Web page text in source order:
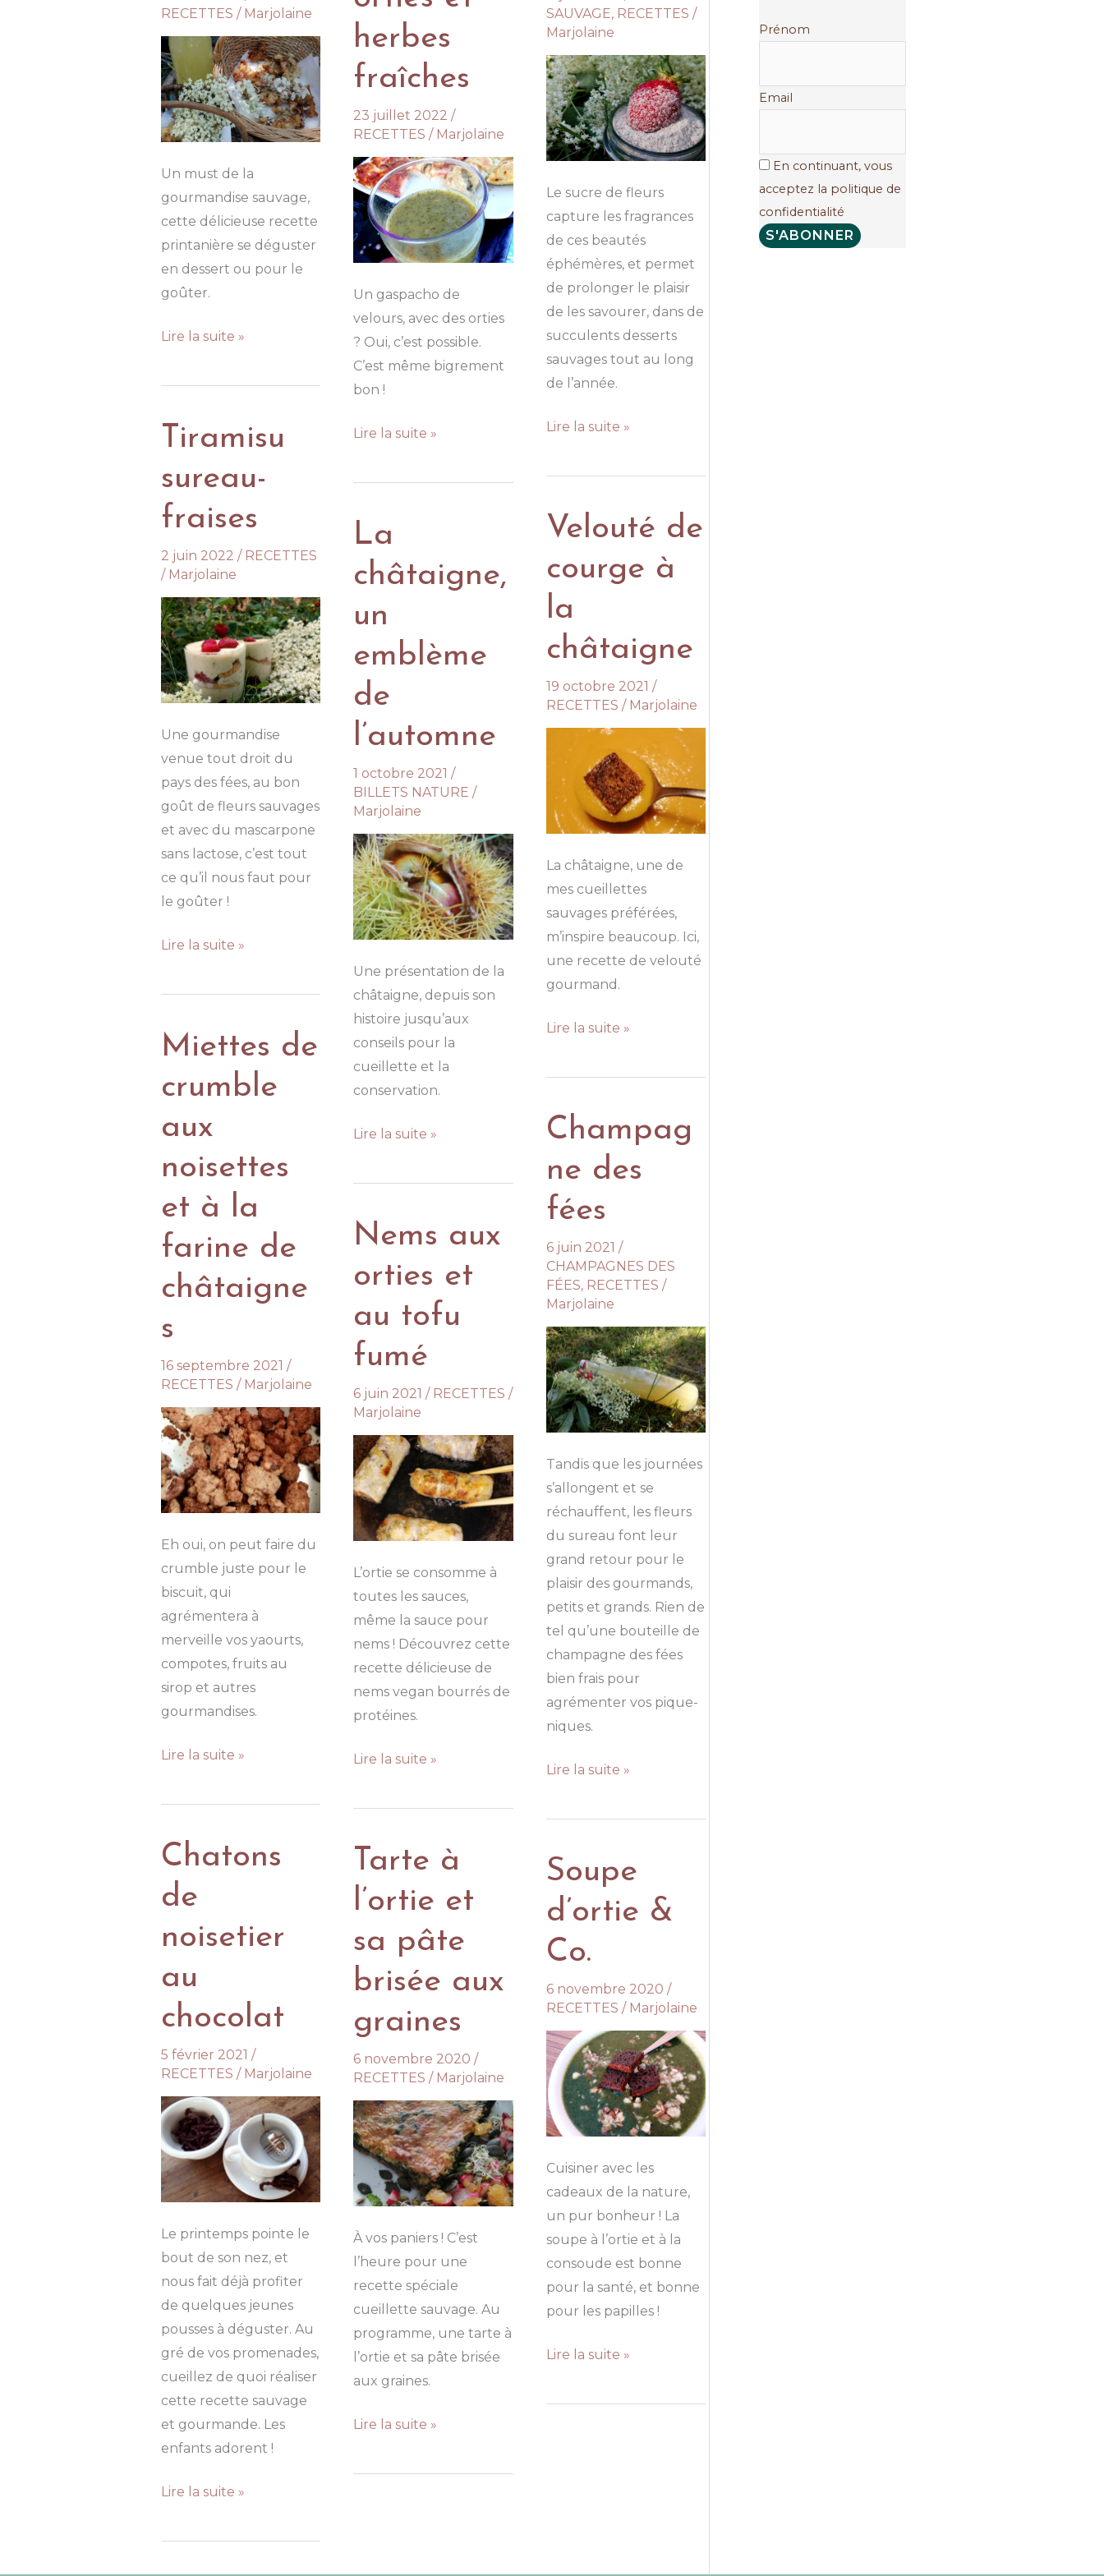
RECETTES / Marjolaine
Un must de la
gourmandise sauvage,
cette délicieuse recette
printanière se déguster
en dessert ou pour le
goûter.
Tempura
fleurs
Lire la suite »
herbes
fraîches
23 juillet 2022/
RECETTES / Marjolaine
Un gaspacho de
velours, avec des orties
? Oui, c’est possible.
C’est même bigrement
bon !
Gaspacho
aux
fraîches
Lire la suite »
SAUVAGE, RECETTES /
Marjolaine
Le sucre de fleurs
capture les fragrances
de ces beautés
éphémères, et permet
de prolonger le plaisir
de les savourer, dans de
succulents desserts
sauvages tout au long
de l’année.
Sucre
fleurs
Lire la suite »
Tiramisu
sureau-
fraises
2 juin 2022 / RECETTES
/ Marjolaine
Une gourmandise
venue tout droit du
pays des fées, au bon
goût de fleurs sauvages
et avec du mascarpone
sans lactose, c’est tout
ce qu’il nous faut pour
le goûter !
Tiramisu
fraises
Lire la suite »
Velouté de
courge à
la
châtaigne
19 octobre 2021 /
RECETTES / Marjolaine
La châtaigne, une de
mes cueillettes
sauvages préférées,
m’inspire beaucoup. Ici,
une recette de velouté
gourmand.
Velouté
courge
la
Lire la suite »
La
châtaigne,
un
emblème
de
l’automne
1 octobre 2021/
BILLETS NATURE /
Marjolaine
Une présentation de la
châtaigne, depuis son
histoire jusqu’aux
conseils pour la
cueillette et la
conservation.
La
un
de
Lire la suite »
Miettes de
crumble
aux
noisettes
et à la
farine de
châtaigne
s
16 septembre 2021 /
RECETTES / Marjolaine
Eh oui, on peut faire du
crumble juste pour le
biscuit, qui
agrémentera à
merveille vos yaourts,
compotes, fruits au
sirop et autres
gourmandises.
Miettes
crumble
noisettes
à
farine
de
Lire la suite »
Champag
ne des
fées
6 juin 2021 /
CHAMPAGNES DES
FÉES, RECETTES /
Marjolaine
Tandis que les journées
s’allongent et se
réchauffent, les fleurs
du sureau font leur
grand retour pour le
plaisir des gourmands,
petits et grands. Rien de
tel qu’une bouteille de
champagne des fées
bien frais pour
agrémenter vos pique-
niques.
Champagne
fées
Lire la suite »
Nems aux
orties et
au tofu
fumé
6 juin 2021/ RECETTES /
Marjolaine
L’ortie se consomme à
toutes les sauces,
même la sauce pour
nems ! Découvrez cette
recette délicieuse de
nems vegan bourrés de
protéines.
Nems
orties
au
fumé
Lire la suite »
Chatons
de
noisetier
au
chocolat
5 février 2021 /
RECETTES / Marjolaine
Le printemps pointe le
bout de son nez, et
nous fait déjà profiter
de quelques jeunes
pousses à déguster. Au
gré de vos promenades,
cueillez de quoi réaliser
cette recette sauvage
et gourmande. Les
enfants adorent !
Chatons
noisetier
Lire la suite »
Tarte à
l’ortie et
sa pâte
brisée aux
graines
6 novembre 2020/
RECETTES / Marjolaine
À vos paniers ! C’est
l’heure pour une
recette spéciale
cueillette sauvage. Au
programme, une tarte à
l’ortie et sa pâte brisée
aux graines.
Tarte
l’ortie
Lire la suite »
Soupe
d’ortie &
Co.
6 novembre 2020 /
RECETTES / Marjolaine
Cuisiner avec les
cadeaux de la nature,
un pur bonheur ! La
soupe à l’ortie et à la
consoude est bonne
pour la santé, et bonne
pour les papilles !
Soupe
&
Lire la suite »
Prénom
Email
En continuant, vous
acceptez la politique de
confidentialité